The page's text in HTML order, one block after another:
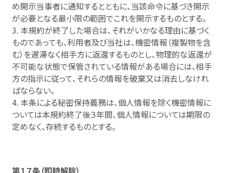
め開示当事者に通知するとともに、当該命令に基づき開示
が必要となる最小限の範囲でこれを開示するものとする。
3. 本規約が終了した場合は、それがいかなる理由に基づく
ものであっても、利用者及び当社は、機密情報（複製物を含
む）を遅滞なく相手方に返還するものとし、物理的な返還が
不可能な状態で保管されている情報がある場合には、相手
方の指示に従って、それらの情報を破棄又は消去しなけれ
ばならない。
4. 本条による秘密保持義務は、個人情報を除く機密情報に
ついては本規約終了後３年間、個人情報については期限の
定めなく、存続するものとする。
第１７条（即時解除）